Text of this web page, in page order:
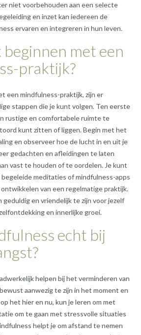
niet voorbehouden aan een selecte
en inzet kan iedereen de
ervaren en integreren in hun leven.
beginnen met een
praktijk?
een mindfulness-praktijk, zijn er
stappen die je kunt volgen. Ten eerste
rustige en comfortabele ruimte te
kunt zitten of liggen. Begin met het
en observeer hoe de lucht in en uit je
gedachten en afleidingen te laten
vast te houden of te oordelen. Je kunt
meditaties of mindfulness-apps
van een regelmatige praktijk.
geduldig en vriendelijk te zijn voor jezelf
en innerlijke groei.
echt bij
helpen bij het verminderen van
aanwezig te zijn in het moment en
het hier en nu, kun je leren om met
om te gaan met stressvolle situaties
helpt je om afstand te nemen